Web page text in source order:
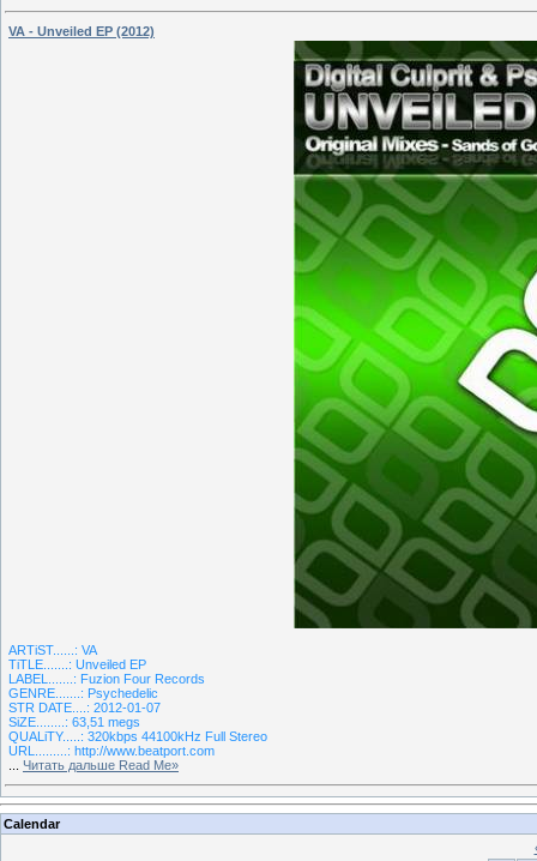
VA - Unveiled EP (2012)
ARTiST......: VA
TiTLE.......: Unveiled EP
LABEL.......: Fuzion Four Records
GENRE.......: Psychedelic
STR DATE....: 2012-01-07
SiZE........: 63,51 megs
QUALiTY.....: 320kbps 44100kHz Full Stereo
URL.........: http://www.beatport.com
Читать дальше Read Me»
Calendar